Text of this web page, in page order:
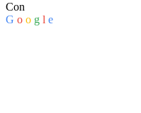
Con
G o o g l e